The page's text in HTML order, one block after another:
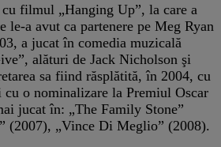
filmul „Hanging Up”, la care a
le-a avut ca partenere pe Meg Ryan
a jucat în comedia muzicală
alături de Jack Nicholson şi
sa fiind răsplătită, în 2004, cu
o nominalizare la Premiul Oscar
jucat în: „The Family Stone”
(2007), „Vince Di Meglio” (2008).